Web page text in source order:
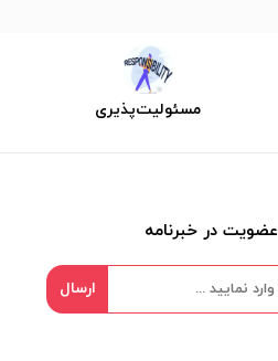
مسئولیت‌پذیری
عضویت در خبرنامه
ارسال